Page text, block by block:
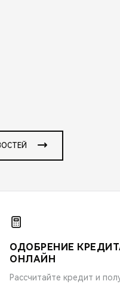
ОДОБРЕНИЕ
ОНЛАЙН
Рассчитайте кредит и